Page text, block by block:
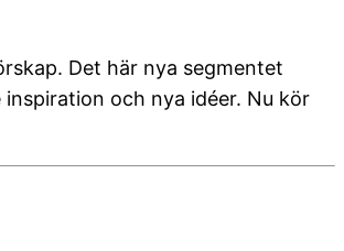
Det här nya segmentet
och nya idéer. Nu kör